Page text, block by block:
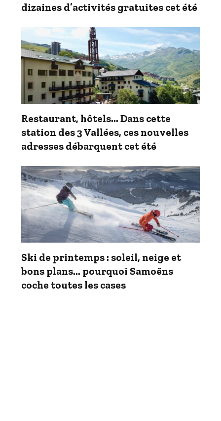
dizaines d’activités gratuites cet été
Restaurant, hôtels… Dans cette
station des 3 Vallées, ces nouvelles
adresses débarquent cet été
Ski de printemps : soleil, neige et
bons plans… pourquoi Samoëns
coche toutes les cases